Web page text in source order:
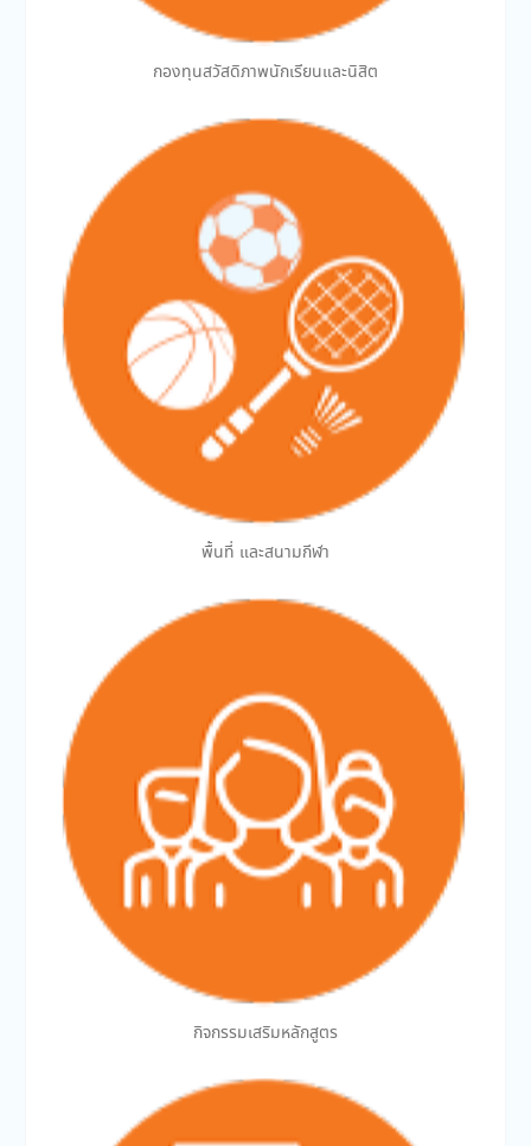
กองทุนสวัสดิภาพนักเรียนและนิสิต
พื้นที่ และสนามกีฬา
กิจกรรมเสริมหลักสูตร